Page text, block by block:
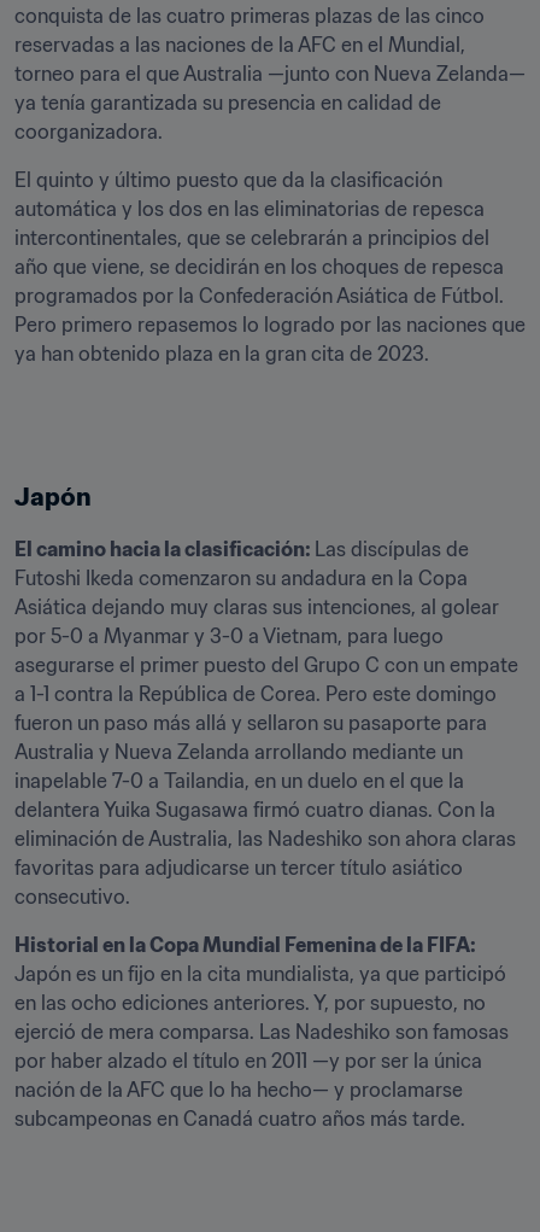
conquista de las cuatro primeras plazas de las cinco
reservadas a las naciones de la AFC en el Mundial,
torneo para el que Australia —junto con Nueva Zelanda—
ya tenía garantizada su presencia en calidad de
coorganizadora.
El quinto y último puesto que da la clasificación
automática y los dos en las eliminatorias de repesca
intercontinentales, que se celebrarán a principios del
año que viene, se decidirán en los choques de repesca
programados por la Confederación Asiática de Fútbol.
Pero primero repasemos lo logrado por las naciones que
Japón
El camino hacia la clasificación: Las discípulas de
Futoshi Ikeda comenzaron su andadura en la Copa
Asiática dejando muy claras sus intenciones, al golear
por 5-0 a Myanmar y 3-0 a Vietnam, para luego
asegurarse el primer puesto del Grupo C con un empate
a 1-1 contra la República de Corea. Pero este domingo
fueron un paso más allá y sellaron su pasaporte para
Australia y Nueva Zelanda arrollando mediante un
inapelable 7-0 a Tailandia, en un duelo en el que la
delantera Yuika Sugasawa firmó cuatro dianas. Con la
eliminación de Australia, las Nadeshiko son ahora claras
favoritas para adjudicarse un tercer título asiático
consecutivo.
Historial en la Copa Mundial Femenina de la FIFA:
Japón es un fijo en la cita mundialista, ya que participó
en las ocho ediciones anteriores. Y, por supuesto, no
ejerció de mera comparsa. Las Nadeshiko son famosas
por haber alzado el título en 2011 —y por ser la única
nación de la AFC que lo ha hecho— y proclamarse
subcampeonas en Canadá cuatro años más tarde.